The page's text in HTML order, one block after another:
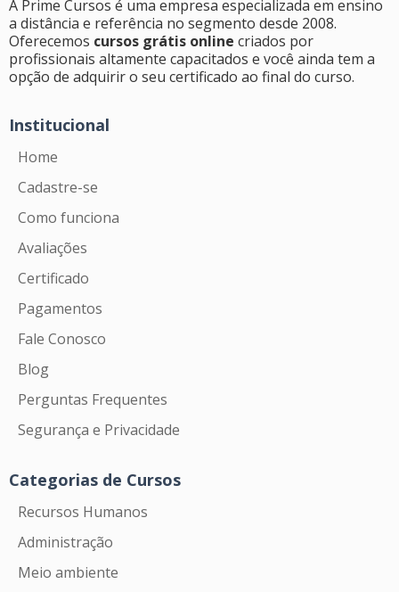
A Prime Cursos é uma empresa especializada em ensino
a distância e referência no segmento desde 2008.
Oferecemos cursos grátis online criados por
profissionais altamente capacitados e você ainda tem a
opção de adquirir o seu certificado ao final do curso.
Institucional
Home
Cadastre-se
Como funciona
Avaliações
Certificado
Pagamentos
Fale Conosco
Blog
Perguntas Frequentes
Segurança e Privacidade
Categorias de Cursos
Recursos Humanos
Administração
Meio ambiente